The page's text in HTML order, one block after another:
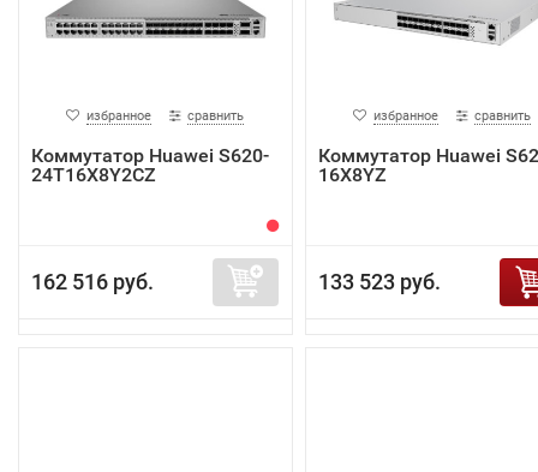
избранное сравнить
Коммутатор Huawei S620-
24T16X8Y2CZ
162 516 руб.
избранное сравнить
Коммутатор Huawei
16X8YZ
133 523 руб.